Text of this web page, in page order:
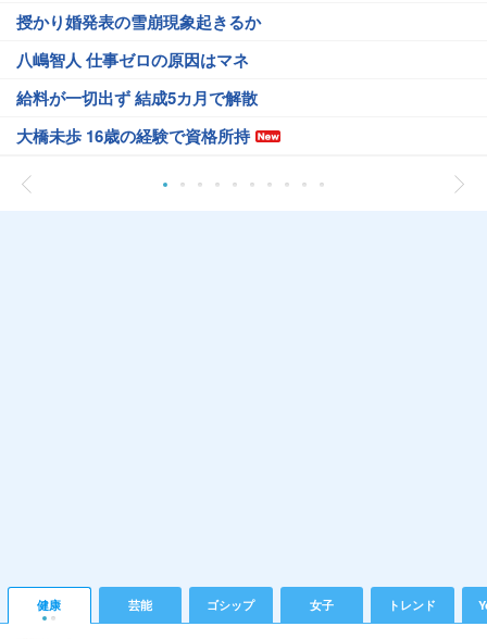
授かり婚発表の雪崩現象起きるか
八嶋智人 仕事ゼロの原因はマネ
給料が一切出ず 結成5カ月で解散
大橋未歩 16歳の経験で資格所持
健康 芸能 ゴシップ 女子 トレンド